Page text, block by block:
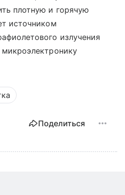
плотную и горячую
источником
излучения
микроэлектронику
Поделиться